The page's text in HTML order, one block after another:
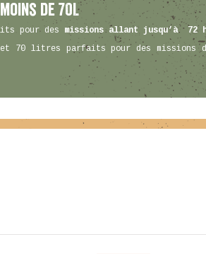
de 70L
pour des missions allant jusqu’à 72
70 litres parfaits pour des missions